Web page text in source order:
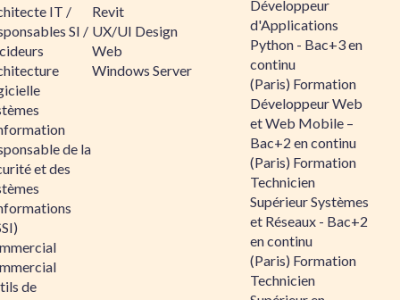
IT /
SI /
de la
et des
de
Revit
UX/UI Design
Web
Windows Server
Développeur
d'Applications
Python - Bac+3 en
continu
(Paris) Formation
Développeur Web
et Web Mobile –
Bac+2 en continu
(Paris) Formation
Technicien
Supérieur Systèmes
et Réseaux - Bac+2
en continu
(Paris) Formation
Technicien